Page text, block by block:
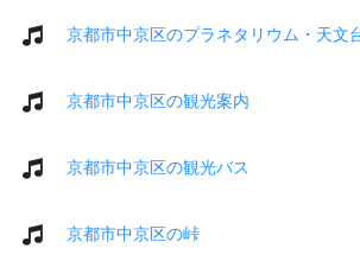
京都市中京区のプラネタリウム・天文
京都市中京区の観光案内
京都市中京区の観光バス
京都市中京区の峠